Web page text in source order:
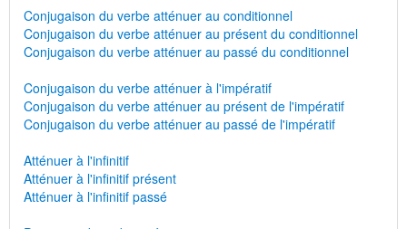
Conjugaison du verbe atténuer au conditionnel
Conjugaison du verbe atténuer au présent du conditionnel
Conjugaison du verbe atténuer au passé du conditionnel
Conjugaison du verbe atténuer à l'impératif
Conjugaison du verbe atténuer au présent de l'impératif
Conjugaison du verbe atténuer au passé de l'impératif
Atténuer à l'infinitif
Atténuer à l'infinitif présent
Atténuer à l'infinitif passé